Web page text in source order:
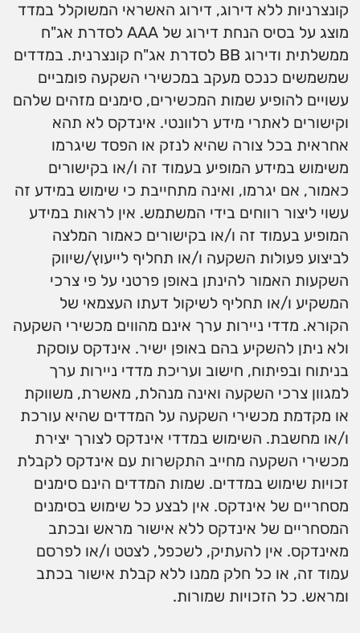
קונצרניות ללא דירוג, דירוג האשראי המשוקלל במדד
מוצג על בסיס הנחת דירוג של AAA לסדרת אג"ח
ממשלתית ודירוג BB לסדרת אג"ח קונצרנית. במדדים
שמשמשים כנכס מעקב במכשירי השקעה פומביים
עשויים להופיע שמות המכשירים, סימנים מזהים שלהם
וקישורים לאתרי מידע רלוונטי. אינדקס לא תהא
אחראית בכל צורה שהיא לנזק או הפסד שיגרמו
משימוש במידע המופיע בעמוד זה ו/או בקישורים
כאמור, אם יגרמו, ואינה מתחייבת כי שימוש במידע זה
עשוי ליצור רווחים בידי המשתמש. אין לראות במידע
המופיע בעמוד זה ו/או בקישורים כאמור המלצה
לביצוע פעולות השקעה ו/או תחליף לייעוץ/שיווק
השקעות האמור להינתן באופן פרטני על פי צרכי
המשקיע ו/או תחליף לשיקול דעתו העצמאי של
הקורא. מדדי ניירות ערך אינם מהווים מכשירי השקעה
ולא ניתן להשקיע בהם באופן ישיר. אינדקס עוסקת
בניתוח ובפיתוח, חישוב ועריכת מדדי ניירות ערך
למגוון צרכי השקעה ואינה מנהלת, מאשרת, משווקת
או מקדמת מכשירי השקעה על המדדים שהיא עורכת
ו/או מחשבת. השימוש במדדי אינדקס לצורך יצירת
מכשירי השקעה מחייב התקשרות עם אינדקס לקבלת
זכויות שימוש במדדים. שמות המדדים הינם סימנים
מסחריים של אינדקס. אין לבצע כל שימוש בסימנים
המסחריים של אינדקס ללא אישור מראש ובכתב
מאינדקס. אין להעתיק, לשכפל, לצטט ו/או לפרסם
עמוד זה, או כל חלק ממנו ללא קבלת אישור בכתב
ומראש. כל הזכויות שמורות.